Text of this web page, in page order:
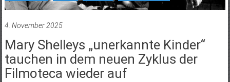
4. November 2025
Mary Shelleys „unerkannte Kinder“
tauchen in dem neuen Zyklus der
Filmoteca wieder auf